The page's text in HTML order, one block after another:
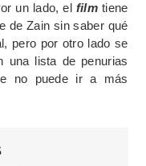
un lado, el film tiene
de Zain sin saber qué
pero por otro lado se
una lista de penurias
no puede ir a más